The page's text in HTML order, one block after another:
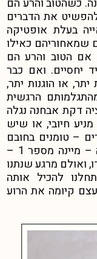
כשהטוב והרע הם
להפשיט את הדברים
בעלת אופטיקה
שמאחוריהם כאילו
אם הטוב והרע הם
יחסיים. ואם כבר
או הוגנות יתר,
הרגשית
דקת אבחנה נגלה
חיובי, או שיש
– טומנים בחובם
, המיינה – מיינה מספר 1 –
ואולם מרגע שנתנו
להכיל אותה
מספר 2 שוללת מעצם קיומה את הרוע